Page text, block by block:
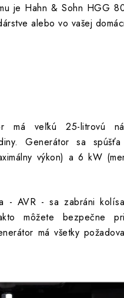
je Hahn & Sohn HGG
alebo vo vašej
má veľkú 25-litrovú
Generátor sa
výkon) a 6 kW
- AVR - sa zabráni
môžete bezpečne
má všetky